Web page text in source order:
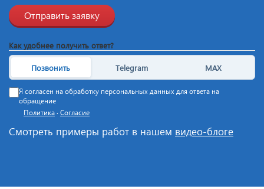
Отправить заявку
Как удобнее получить ответ?
Позвонить Telegram MAX
Я согласен на обработку персональных данных для ответа на
обращение
Политика · Согласие
Смотреть примеры работ в нашем видео-блоге